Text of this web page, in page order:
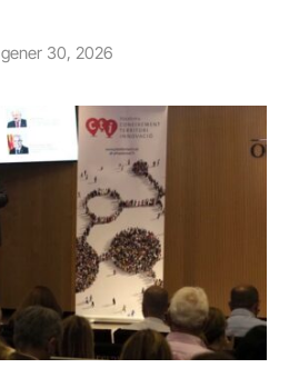
gener 30, 2026